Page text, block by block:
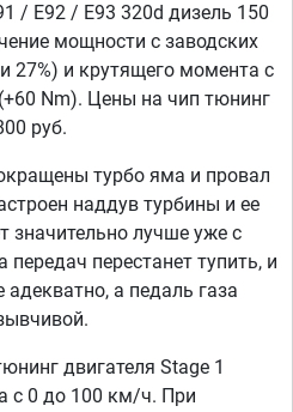
/ E92 / E93 320d дизель 150
мощности с заводских
27%) и крутящего момента с
Nm). Цены на чип тюнинг
руб.
турбо яма и провал
наддув турбины и ее
значительно лучше уже с
передач перестанет тупить, и
а педаль газа
двигателя Stage 1
с 0 до 100 км/ч. При